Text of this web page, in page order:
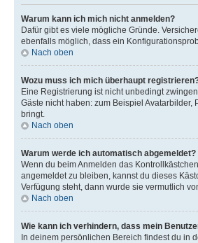
Warum kann ich mich nicht anmelden?
Dafür gibt es viele mögliche Gründe.
ebenfalls möglich, dass ein
Nach oben
Wozu muss ich mich überhaupt
Eine Registrierung ist nicht unbedingt
Gäste nicht haben: zum Beispiel
bringt.
Nach oben
Warum werde ich automatisch abgemeldet?
Wenn du beim Anmelden das
angemeldet zu bleiben, kannst du dieses
Verfügung steht, dann wurde sie vermutlich
Nach oben
Wie kann ich verhindern, dass mein
In deinem persönlichen Bereich findest du in